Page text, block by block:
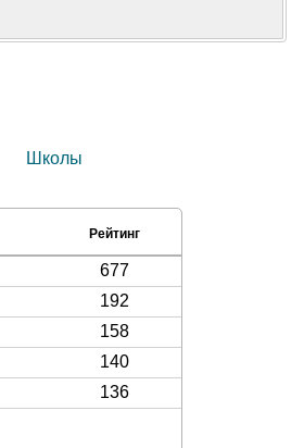
Школы
Рейтинг
677
192
158
140
136